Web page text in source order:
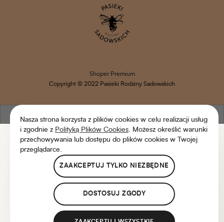
Copyright © 2022 Pasieki Rodziny Sadowskich
Shoper Premium
Nasza strona korzysta z plików cookies w celu realizacji usług
i zgodnie z Polityką Plików Cookies. Możesz określić warunki
przechowywania lub dostępu do plików cookies w Twojej
przeglądarce.
ZAAKCEPTUJ TYLKO NIEZBĘDNE
DOSTOSUJ ZGODY